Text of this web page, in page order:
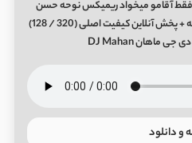
آقامو میخواد ریمیکس نوحه حسن
عطایی خاکم نکنید بزارید اربابم برسه + پخش آنلاین کیفیت اصلی (320 / 128)
و دانلود